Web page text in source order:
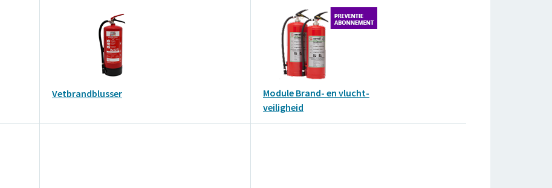
Vetbrandblusser
Module Brand- en vlucht-
veiligheid